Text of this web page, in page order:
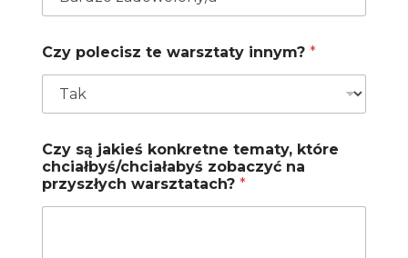
Czy polecisz te warsztaty innym? *
Czy są jakieś konkretne tematy, które
chciałbyś/chciałabyś zobaczyć na
przyszłych warsztatach? *